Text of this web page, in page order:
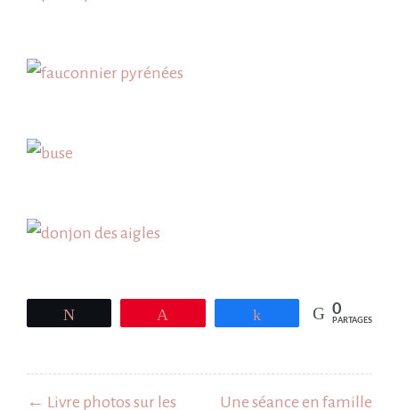
Partagez 0
PARTAGES
de
← Livre photos sur les
Une séance en famille